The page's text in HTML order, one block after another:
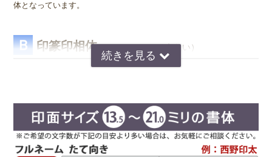
体となっています。
Ｂ 印篆印相体 （いんてんいんそうたい）
ンスをとるのが難しいのですが、独自の作風で文
字を折り曲げ、空間を埋めるデザインが特徴で
す。直線基調の印影は、気品があり上品な印象で
好まれています。定評のある西野センスで全体のバランスを整え枠内